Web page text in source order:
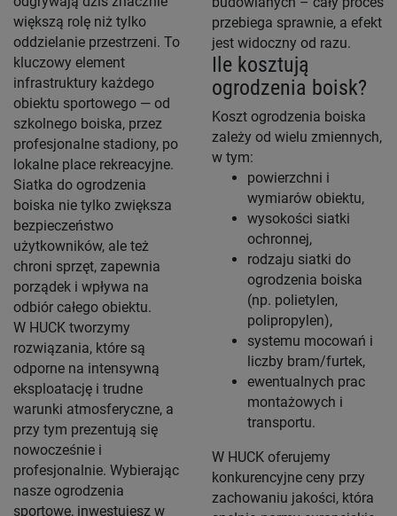
większą rolę niż tylko
oddzielanie przestrzeni. To
kluczowy element
infrastruktury każdego
obiektu sportowego — od
szkolnego boiska, przez
profesjonalne stadiony, po
lokalne place rekreacyjne.
Siatka do ogrodzenia
boiska nie tylko zwiększa
bezpieczeństwo
użytkowników, ale też
chroni sprzęt, zapewnia
porządek i wpływa na
odbiór całego obiektu.
W HUCK tworzymy
rozwiązania, które są
odporne na intensywną
eksploatację i trudne
warunki atmosferyczne, a
przy tym prezentują się
nowocześnie i
profesjonalnie. Wybierając
nasze ogrodzenia
sportowe, inwestujesz w
przebiega sprawnie, a efekt
jest widoczny od razu.
Ile kosztują
ogrodzenia boisk?
Koszt ogrodzenia boiska
zależy od wielu zmiennych,
w tym:
powierzchni i
wymiarów obiektu,
wysokości siatki
ochronnej,
rodzaju siatki do
ogrodzenia boiska
(np. polietylen,
polipropylen),
systemu mocowań i
liczby bram/furtek,
ewentualnych prac
montażowych i
transportu.
W HUCK oferujemy
konkurencyjne ceny przy
zachowaniu jakości, która